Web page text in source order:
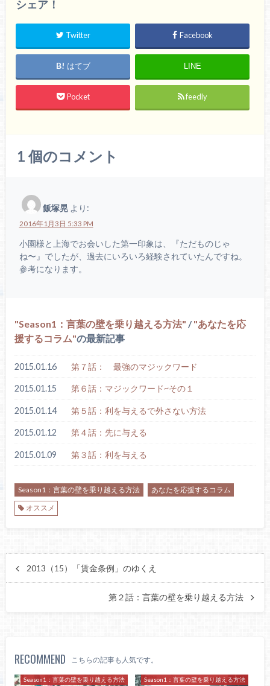
シェア！
Twitter Facebook
はてブ LINE
Pocket feedly
1 個のコメント
飯塚晃 より:
2016年1月3日 5:33 PM
小園様と上海でお会いした第一印象は、『ただものじゃ
ね〜』でしたが、過去にいろいろ経験されていたんですね。
参考になります。
Season1：言葉の壁を乗り越える方法 / あなたを応
援するコラム の最新記事
2015.01.16 第７話： 最強のマジックワード
2015.01.15 第６話：マジックワード~その１
2015.01.14 第５話：利を与えるで外さない方法
2015.01.12 第４話：先に与える
2015.01.09 第３話：利を与える
Season1：言葉の壁を乗り越える方法
あなたを応援するコラム
オススメ
2013（15）「賃金条例」のゆくえ
第２話：言葉の壁を乗り越える方法
RECOMMEND こちらの記事も人気です。
Season1：言葉の壁を乗り越える方法 Season1：言葉の壁を乗り越える方法